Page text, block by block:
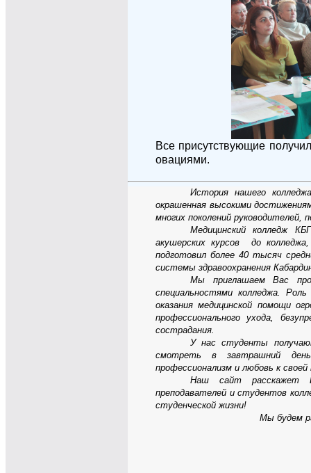
Все присутствующие
овациями.
История нашего
окрашенная высокими
многих поколений руководителей,
Медицинский колледж
акушерских курсов до
подготовил более 40 тысяч
системы здравоохранения
Мы приглашаем Вас
специальностями колледжа.Роль
оказания медицинской помощи
профессионального ухода,
сострадания.
У нас студенты
смотреть в завтрашний
профессионализм и любовь к
Наш сайт расскажет
преподавателей и студентов
студенческой жизни!
Мы будем